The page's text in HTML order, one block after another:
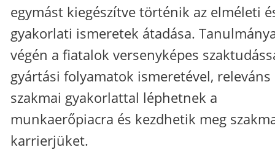
egymást kiegészítve történik az elméleti
gyakorlati ismeretek átadása.
végén a fiatalok versenyképes
gyártási folyamatok ismeretével, releváns
szakmai gyakorlattal léphetnek a
munkaerőpiacra és kezdhetik meg
karrierjüket.